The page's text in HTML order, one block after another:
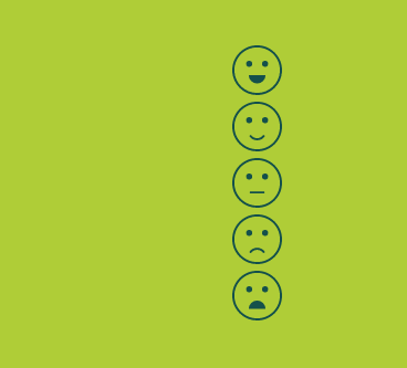
Bewertung auswählen